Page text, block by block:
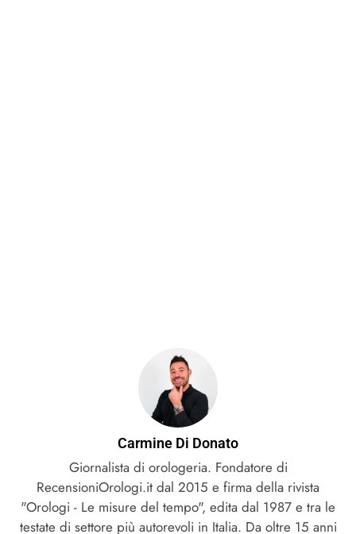
Carmine Di Donato
Giornalista di orologeria. Fondatore di
RecensioniOrologi.it dal 2015 e firma della rivista
"Orologi - Le misure del tempo", edita dal 1987 e tra le
testate di settore più autorevoli in Italia. Da oltre 15 anni